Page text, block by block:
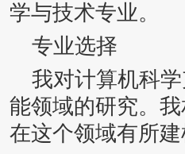
学与技术专业。
专业选择
我对计算机科
能领域的研究。
在这个领域有所建